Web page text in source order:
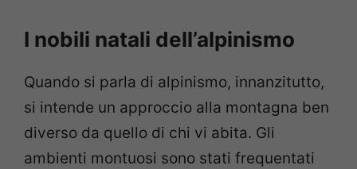
I nobili natali dell’alpinismo
Quando si parla di alpinismo, innanzitutto,
si intende un approccio alla montagna ben
diverso da quello di chi vi abita. Gli
ambienti montuosi sono stati frequentati